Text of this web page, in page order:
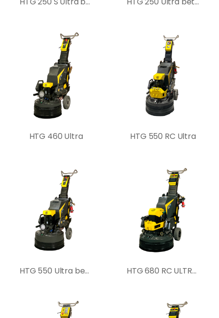
HTG 460 Ultra HTG 550 RC Ultra
HTG 550 Ultra betoncsiszoló gép HTG 680 RC ULTRA betoncsiszoló gép